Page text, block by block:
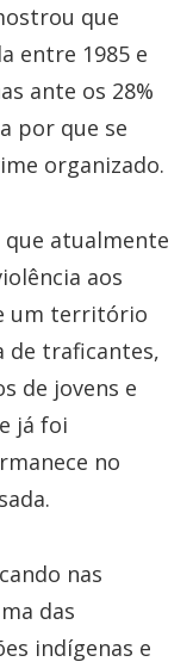
que
entre 1985 e
ante os 28%
por que se
organizado.
que atualmente
aos
um território
de traficantes,
de jovens e
já foi
no
nas
das
indígenas e